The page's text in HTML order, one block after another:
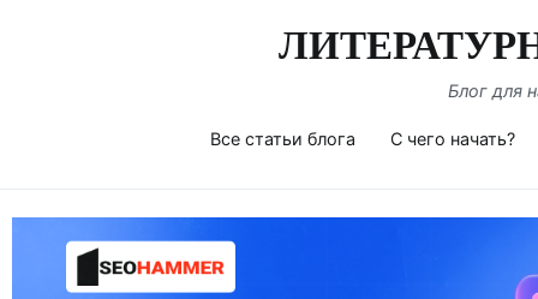
Блог для
Все статьи блога С чего начать?